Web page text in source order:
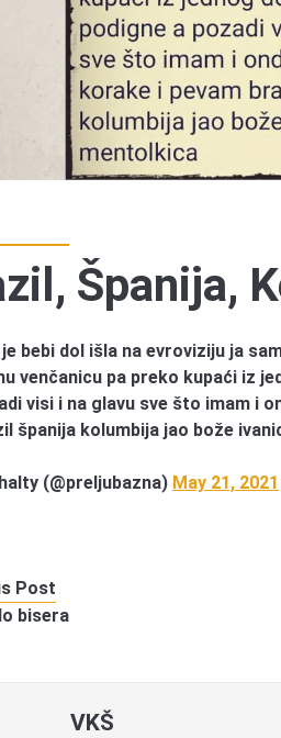
Španija,
je bebi dol išla na evroviziju ja
venčanicu pa preko kupaći iz
visi i na glavu sve što imam i
španija kolumbija jao bože
(@preljubazna) May 21, 2021
Post
bisera
VKŠ